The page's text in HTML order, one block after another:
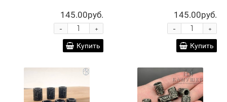
145.00руб.
+
-
Купить
145.00руб.
+
-
Купить